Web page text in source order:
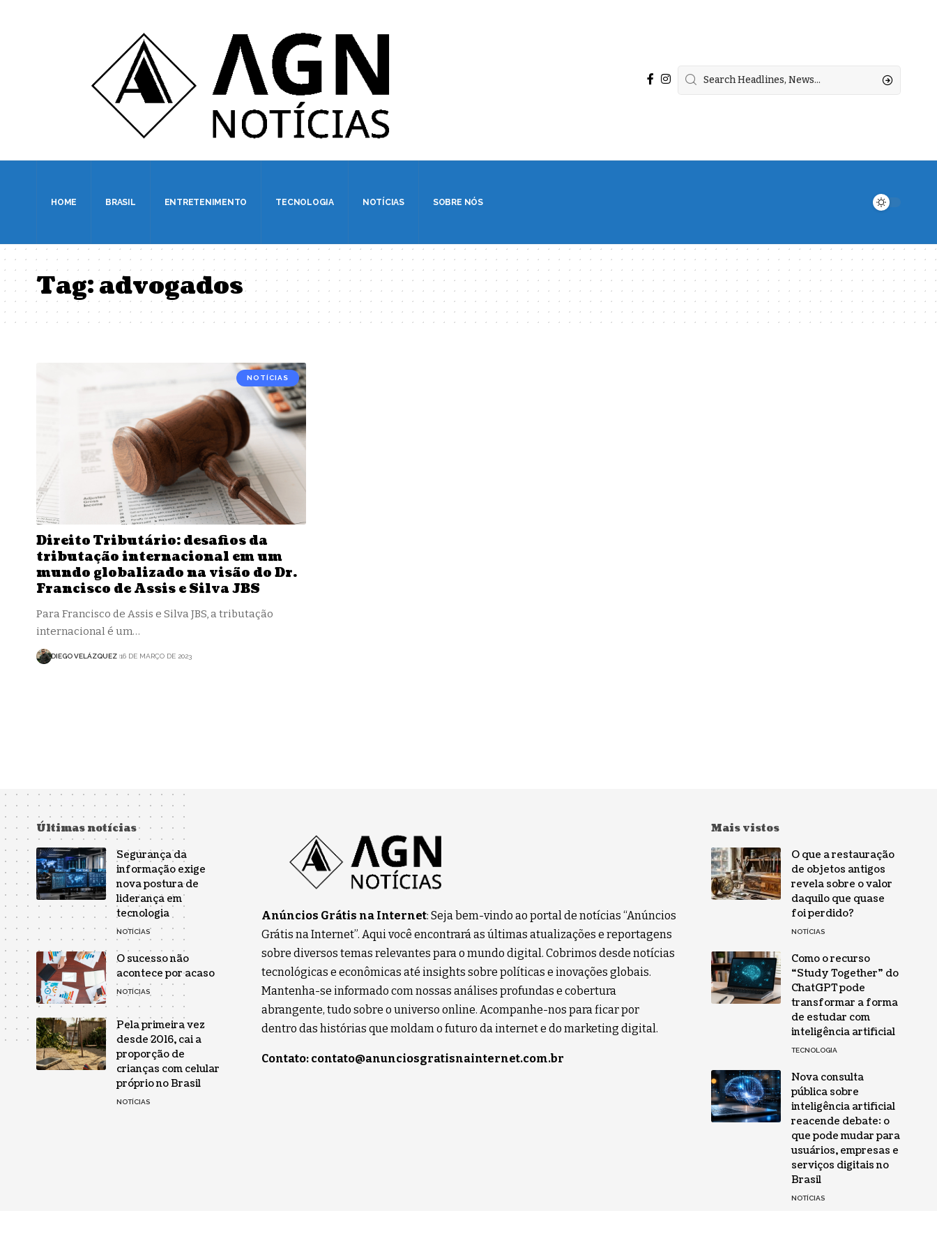
HOME BRASIL ENTRETENIMENTO TECNOLOGIA NOTÍCIAS SOBRE NÓS
Tag:advogados
NOTÍCIAS
Direito Tributário: desafios da
tributação internacional em um
mundo globalizado na visão do Dr.
Francisco de Assis e Silva JBS
Para Francisco de Assis e Silva JBS, a tributação
internacional é um…
DIEGO VELÁZQUEZ 16 DE MARÇO DE 2023
Últimas notícias
Segurança da
informação exige
nova postura de
liderança em
tecnologia
NOTÍCIAS
O sucesso não
acontece por acaso
NOTÍCIAS
Pela primeira vez
desde 2016, cai a
proporção de
crianças com celular
próprio no Brasil
NOTÍCIAS
Anúncios Grátis na Internet: Seja bem-vindo ao portal de notícias “Anúncios
Grátis na Internet”. Aqui você encontrará as últimas atualizações e reportagens
sobre diversos temas relevantes para o mundo digital. Cobrimos desde notícias
tecnológicas e econômicas até insights sobre políticas e inovações globais.
Mantenha-se informado com nossas análises profundas e cobertura
abrangente, tudo sobre o universo online. Acompanhe-nos para ficar por
dentro das histórias que moldam o futuro da internet e do marketing digital.
Contato: contato@anunciosgratisnainternet.com.br
Mais vistos
O que a restauração
de objetos antigos
revela sobre o valor
daquilo que quase
foi perdido?
NOTÍCIAS
Como o recurso
“Study Together” do
ChatGPT pode
transformar a forma
de estudar com
inteligência artificial
TECNOLOGIA
Nova consulta
pública sobre
inteligência artificial
reacende debate: o
que pode mudar para
usuários, empresas e
serviços digitais no
Brasil
NOTÍCIAS